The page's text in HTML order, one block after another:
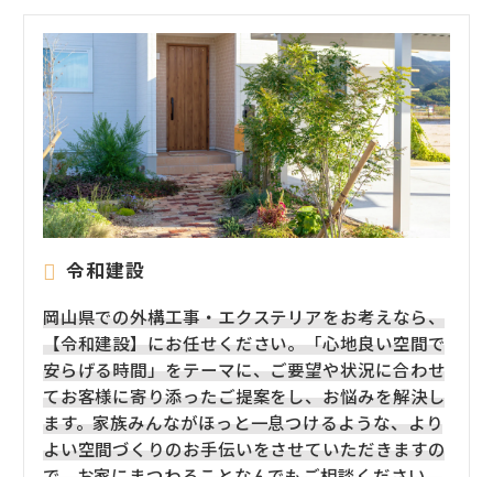
令和建設
岡山県での外構工事・エクステリアをお考えなら、
【令和建設】にお任せください。「心地良い空間で
安らげる時間」をテーマに、ご要望や状況に合わせ
てお客様に寄り添ったご提案をし、お悩みを解決し
ます。家族みんながほっと一息つけるような、より
よい空間づくりのお手伝いをさせていただきますの